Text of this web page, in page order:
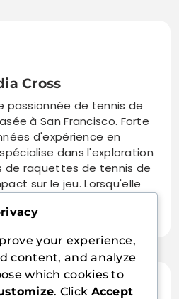
Cross
passionnée de tennis de
à San Francisco. Forte
d'expérience en
dans l'exploration
de raquettes de tennis de
sur le jeu. Lorsqu'elle
amour pour ce sport.
your experience,
content, and analyze
which cookies to
. Click Accept